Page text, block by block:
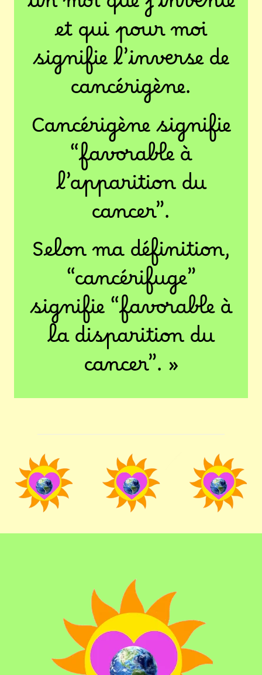
et qui pour moi
signifie l’inverse de
cancérigène.
Cancérigène signifie
“favorable à
l’apparition du
cancer”.
Selon ma définition,
“cancérifuge”
signifie “favorable à
la disparition du
cancer”. »